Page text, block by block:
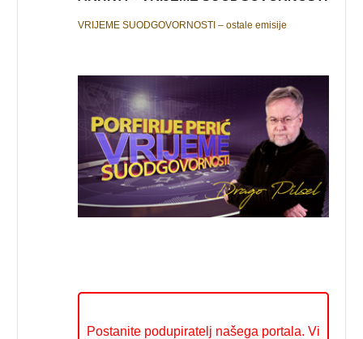
VRIJEME SUODGOVORNOSTI – ostale emisije
Postanite podupiratelj našega portala. Vi